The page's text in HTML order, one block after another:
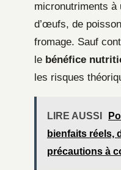
micronutriments à
d’œufs, de
fromage. Sauf
le bénéfice
les risques
LIRE AUSSI
bienfaits réels,
précautions à